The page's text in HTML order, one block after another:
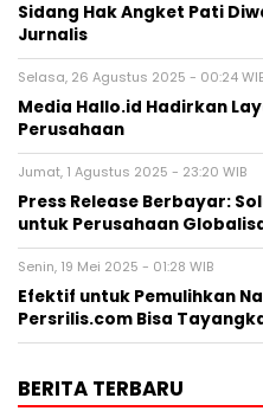
Sidang Hak Angket Pati
Jurnalis
Selasa, 26 Agustus 2025 - 00:24
Media Hallo.id Hadirkan
Perusahaan
Jumat, 1 Agustus 2025 - 23:20 WIB
Press Release Berbayar:
untuk Perusahaan
Senin, 19 Mei 2025 - 01:28 WIB
Efektif untuk Pemulihkan
Persrilis.com Bisa
BERITA TERBARU